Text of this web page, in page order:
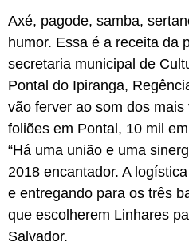
Axé, pagode, samba,
humor. Essa é a receita da
secretaria municipal de
Pontal do Ipiranga,
vão ferver ao som dos
foliões em Pontal, 10 mil
“Há uma união e uma
2018 encantador. A
e entregando para os três
que escolherem Linhares
Salvador.